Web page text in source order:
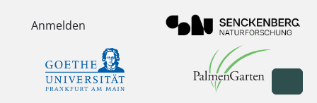
Anmelden